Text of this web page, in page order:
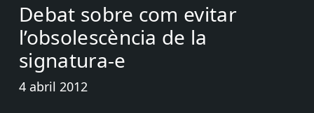
Debat sobre com evitar
l’obsolescència de la
signatura-e
4 abril 2012